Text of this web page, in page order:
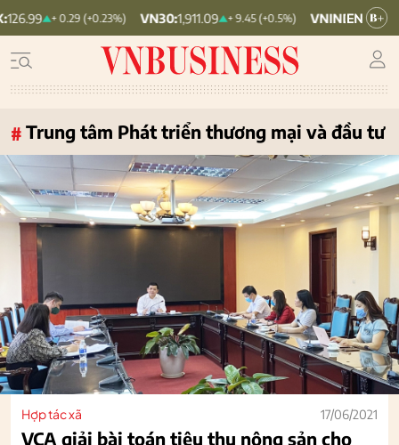
+ 0.29 (+0.23%) VN30:1,911.09 + 9.45 (+0.5%) VNINDEX:1,768.06
# Trung tâm Phát triển thương mại và đầu tư
Hợp tác xã 17/06/2021
VCA giải bài toán tiêu thụ nông sản cho